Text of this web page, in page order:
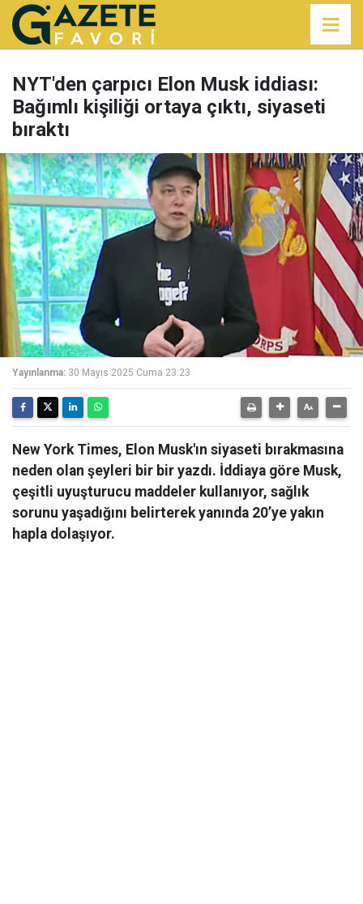
NYT'den çarpıcı Elon Musk iddiası:
Bağımlı kişiliği ortaya çıktı, siyaseti
bıraktı
Yayınlanma: 30 Mayıs 2025 Cuma 23:23
New York Times, Elon Musk'ın siyaseti bırakmasına
neden olan şeyleri bir bir yazdı. İddiaya göre Musk,
çeşitli uyuşturucu maddeler kullanıyor, sağlık
sorunu yaşadığını belirterek yanında 20’ye yakın
hapla dolaşıyor.